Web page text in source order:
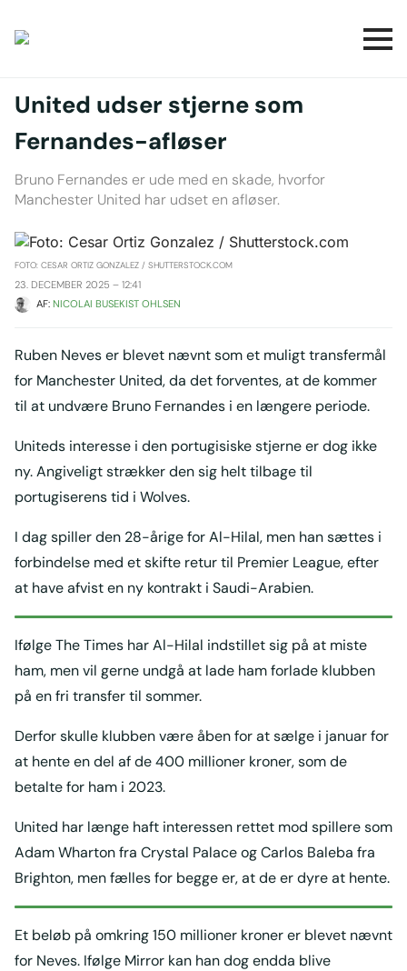
United udser stjerne som
Fernandes-afløser
Bruno Fernandes er ude med en skade, hvorfor
Manchester United har udset en afløser.
FOTO: CESAR ORTIZ GONZALEZ / SHUTTERSTOCK.COM
23. DECEMBER 2025 – 12:41
AF: NICOLAI BUSEKIST OHLSEN
Ruben Neves er blevet nævnt som et muligt transfermål
for Manchester United, da det forventes, at de kommer
til at undvære Bruno Fernandes i en længere periode.
Uniteds interesse i den portugisiske stjerne er dog ikke
ny. Angiveligt strækker den sig helt tilbage til
portugiserens tid i Wolves.
I dag spiller den 28-årige for Al-Hilal, men han sættes i
forbindelse med et skifte retur til Premier League, efter
at have afvist en ny kontrakt i Saudi-Arabien.
Ifølge The Times har Al-Hilal indstillet sig på at miste
ham, men vil gerne undgå at lade ham forlade klubben
på en fri transfer til sommer.
Derfor skulle klubben være åben for at sælge i januar for
at hente en del af de 400 millioner kroner, som de
betalte for ham i 2023.
United har længe haft interessen rettet mod spillere som
Adam Wharton fra Crystal Palace og Carlos Baleba fra
Brighton, men fælles for begge er, at de er dyre at hente.
Et beløb på omkring 150 millioner kroner er blevet nævnt
for Neves. Ifølge Mirror kan han dog endda blive